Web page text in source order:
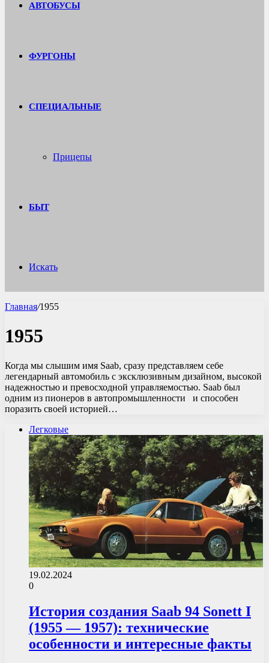
АВТОБУСЫ
ФУРГОНЫ
СПЕЦИАЛЬНЫЕ
Прицепы
БЫТ
Искать
Главная/1955
1955
Когда мы слышим имя Saab, сразу представляем себе
легендарный автомобиль с эксклюзивным дизайном, высокой
надежностью и превосходной управляемостью. Saab был
одним из пионеров в автопромышленности и способен
поразить своей историей…
Легковые
19.02.2024
0
История создания Saab 94 Sonett I
(1955 — 1957): технические
особенности и интересные факты